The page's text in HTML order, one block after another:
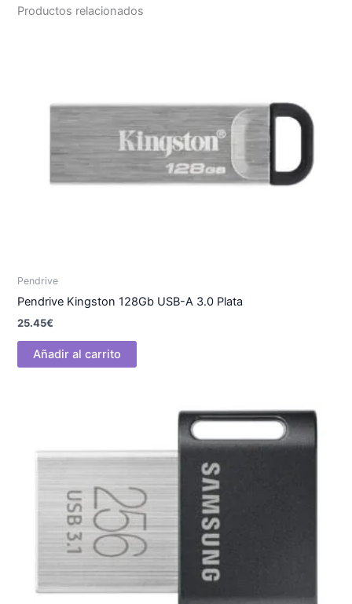
Productos relacionados
Pendrive
Pendrive Kingston 128Gb USB-A 3.0 Plata
25.45€
Añadir al carrito